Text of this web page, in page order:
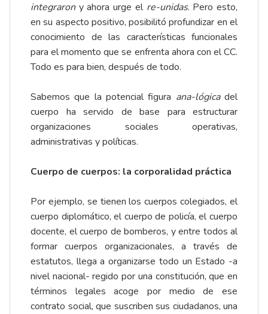
integrarony ahora urge el re-unidas. Pero esto,
en su aspecto positivo, posibilitó profundizar en el
conocimiento de las características funcionales
para el momento que se enfrenta ahora con el CC.
Todo es para bien, después de todo.
Sabemos que la potencial figura ana-lógicadel
cuerpo ha servido de base para estructurar
organizaciones sociales operativas,
administrativas y políticas.
Cuerpo de cuerpos: la corporalidad práctica
Por ejemplo, se tienen los cuerpos colegiados, el
cuerpo diplomático, el cuerpo de policía, el cuerpo
docente, el cuerpo de bomberos, y entre todos al
formar cuerpos organizacionales, a través de
estatutos, llega a organizarse todo un Estado -a
nivel nacional- regido por una constitución, que en
términos legales acoge por medio de ese
contrato social, que suscriben sus ciudadanos, una